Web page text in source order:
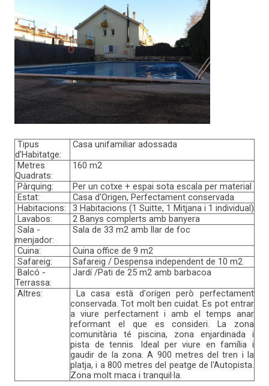
Tipus
d’Habitatge:
Casa unifamiliar adossada
Quadrats:
160 m2
Pàrquing:
Per un cotxe + espai sota escala per material
Estat:
Casa d'Origen, Perfectament conservada
Habitacions:
3 Habitacions (1 Suitte, 1 Mitjana i 1 individual)
Lavabos:
2 Banys complerts amb banyera
menjador:
Sala de 33 m2 amb llar de foc
Cuina:
Cuina office de 9 m2
Safareig:
Safareig / Despensa independent de 10 m2
Terrassa:
Jardí /Pati de 25 m2 amb barbacoa
Altres:
conservada. Tot molt ben cuidat. Es pot entrar
a viure perfectament i amb el temps anar
reformant el que es consideri. La zona
comunitària té piscina, zona enjardinada i
pista de tennis. Ideal per viure en família i
gaudir de la zona. A 900 metres del tren i la
platja, i a 800 metres del peatge de l'Autopista.
Zona molt maca i tranquil·la.